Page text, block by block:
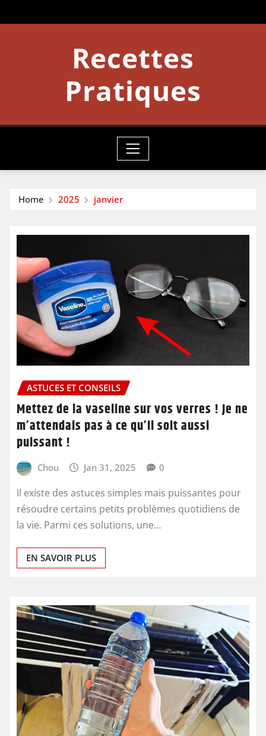
to
Recettes
Pratiques
Home 2025 janvier
ASTUCES ET CONSEILS
Mettez de la vaseline sur vos verres ! Je ne
m’attendais pas à ce qu’il soit aussi
puissant !
Chou Jan 31, 2025 0
Il existe des astuces simples mais puissantes pour
résoudre certains petits problèmes quotidiens de
la vie. Parmi ces solutions, une…
EN SAVOIR PLUS